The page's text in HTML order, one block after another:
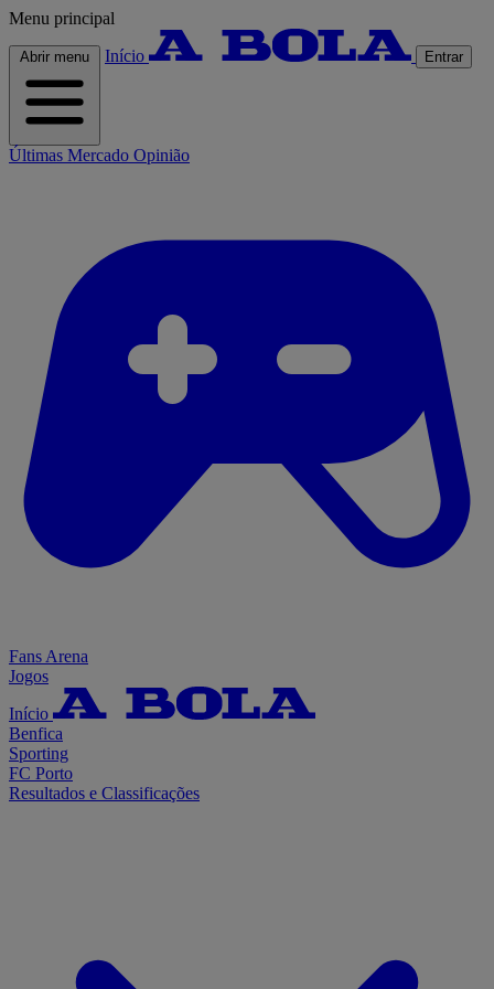
Menu principal
Abrir menu Início Entrar
Últimas Mercado Opinião
Fans Arena
Jogos
Início
Benfica
Sporting
FC Porto
Resultados e Classificações